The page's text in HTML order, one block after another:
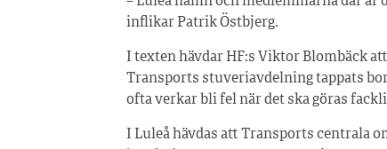
inflikar Patrik Östbjerg.
I texten hävdar HF:s Viktor Blombäck
Transports stuveriavdelning tappats
ofta verkar bli fel när det ska göras
I Luleå hävdas att Transports centrala